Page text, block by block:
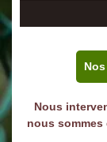
Nous
nous